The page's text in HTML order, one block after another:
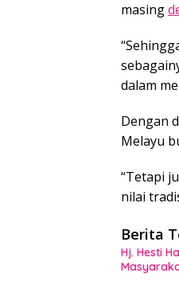
masing
dalam
Dengan
Melayu
“Tetapi
nilai
Berita
Hj. Hesti